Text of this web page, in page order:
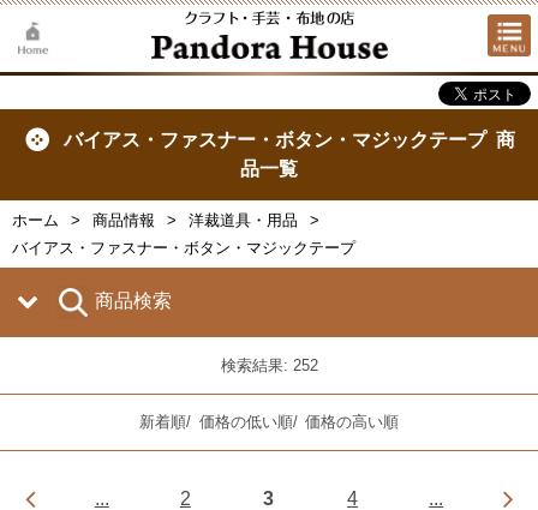
バイアス・ファスナー・ボタン・マジックテープ 商
品一覧
ホーム 商品情報
洋裁道具・用品
バイアス・ファスナー・ボタン・マジックテープ
商品検索
検索結果: 252
新着順/ 価格の低い順/ 価格の高い順
... 2 3 4 ...